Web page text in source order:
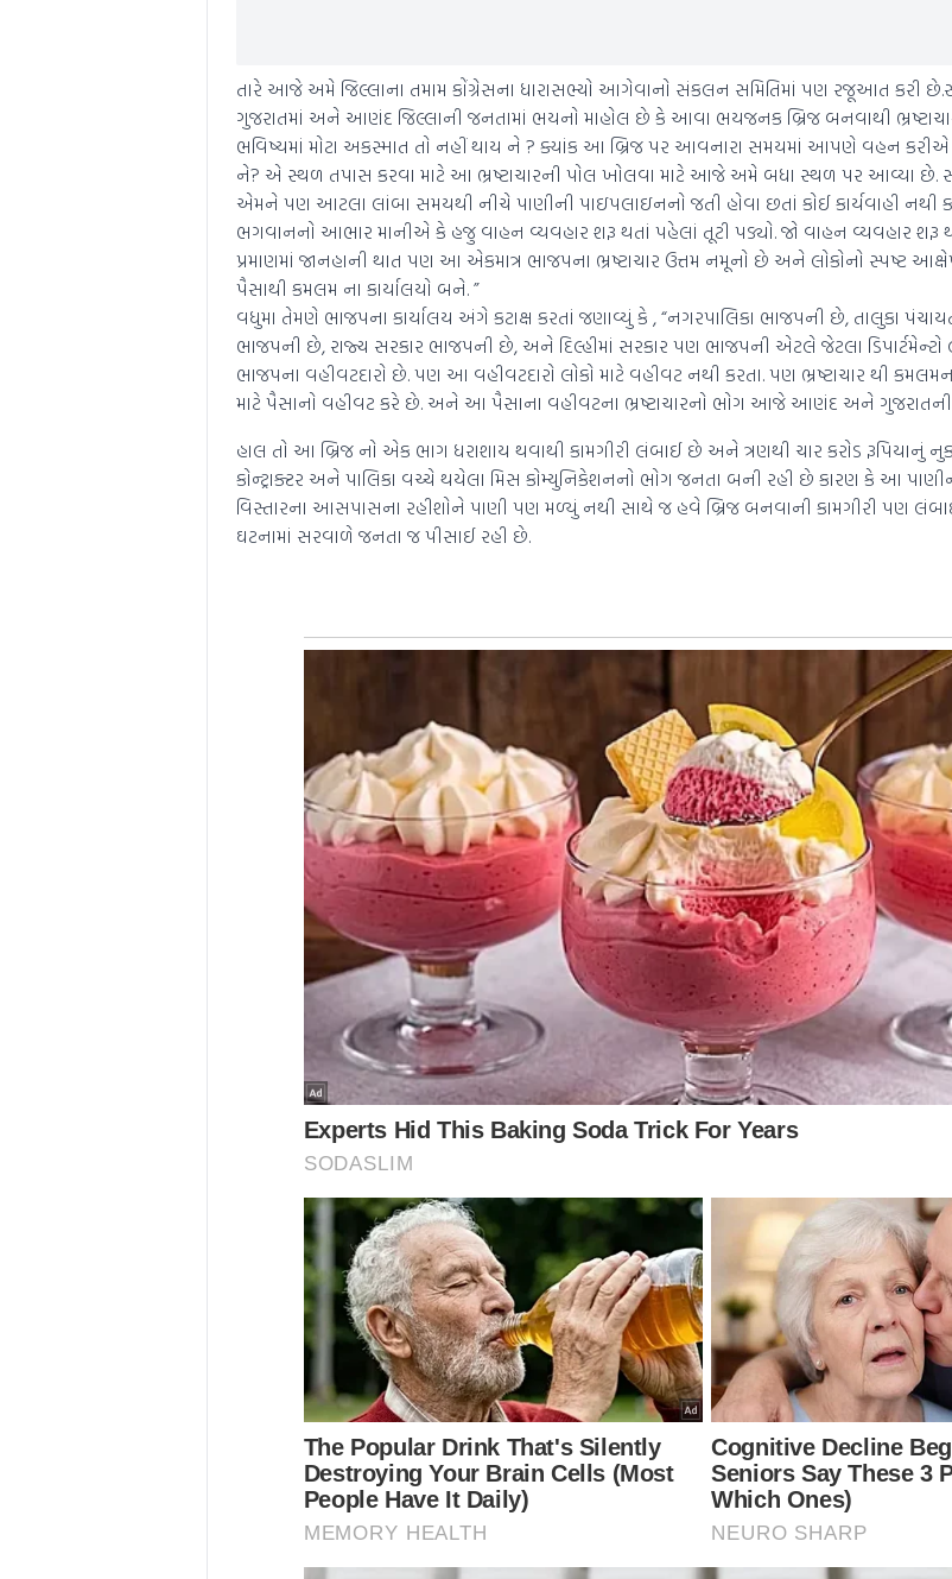
તારે આજે અમે જિલ્લાના તમામ કોંગ્રેસના ધારાસભ્યો આગેવાનો સંકલન સમિતિમાં પણ રજૂઆત કરી
ગુજરાતમાં અને આણંદ જિલ્લાની જનતામાં ભયનો માહોલ છે કે આવા ભયજનક બ્રિજ બનવાથી
ભવિષ્યમાં મોટા અકસ્માત તો નહીં થાય ને ? ક્યાંક આ બ્રિજ પર આવનારા સમયમાં આપણે વહન કરીએ
ને? એ સ્થળ તપાસ કરવા માટે આ ભ્રષ્ટાચારની પોલ ખોલવા માટે આજે અમે બધા સ્થળ પર આવ્યા છે.
એમને પણ આટલા લાંબા સમયથી નીચે પાણીની પાઇપલાઇનનો જતી હોવા છતાં કોઈ કાર્યવાહી
ભગવાનનો આભાર માનીએ કે હજુ વાહન વ્યવહાર શરૂ થતાં પહેલાં તૂટી પડ્યો. જો વાહન વ્યવહાર શરૂ
પ્રમાણમાં જાનહાની થાત પણ આ એકમાત્ર ભાજપના ભ્રષ્ટાચાર ઉત્તમ નમૂનો છે અને લોકોનો સ્પષ્ટ
પૈસાથી કમલમ ના કાર્યાલયો બને. ”
વધુમા તેમણે ભાજપના કાર્યાલય અંગે કટાક્ષ કરતાં જણાવ્યું કે , “નગરપાલિકા ભાજપની છે, તાલુકા
ભાજપની છે, રાજ્ય સરકાર ભાજપની છે, અને દિલ્હીમાં સરકાર પણ ભાજપની એટલે જેટલા
ભાજપના વહીવટદારો છે. પણ આ વહીવટદારો લોકો માટે વહીવટ નથી કરતા. પણ ભ્રષ્ટાચાર થી
માટે પૈસાનો વહીવટ કરે છે. અને આ પૈસાના વહીવટના ભ્રષ્ટાચારનો ભોગ આજે આણંદ અને
હાલ તો આ બ્રિજ નો એક ભાગ ધરાશાય થવાથી કામગીરી લંબાઈ છે અને ત્રણથી ચાર કરોડ રૂપિયાનું
કોન્ટ્રાક્ટર અને પાલિકા વચ્ચે થયેલા મિસ કોમ્યુનિકેશનનો ભોગ જનતા બની રહી છે કારણ કે આ
વિસ્તારના આસપાસના રહીશોને પાણી પણ મળ્યું નથી સાથે જ હવે બ્રિજ બનવાની કામગીરી પણ
ઘટનામાં સરવાળે જનતા જ પીસાઈ રહી છે.